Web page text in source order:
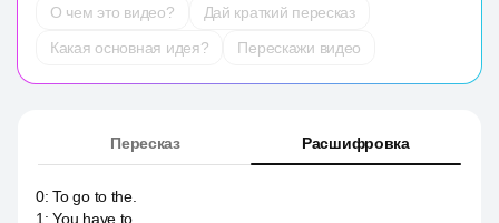
О чем это видео?
Дай краткий пересказ
Какая основная идея?
Перескажи видео
Пересказ Расшифровка
0:To go to the.
1 :You have to.